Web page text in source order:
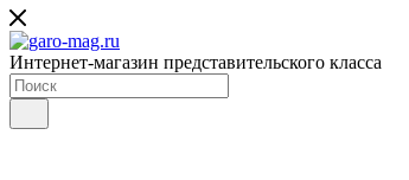
Интернет-магазин представительского класса